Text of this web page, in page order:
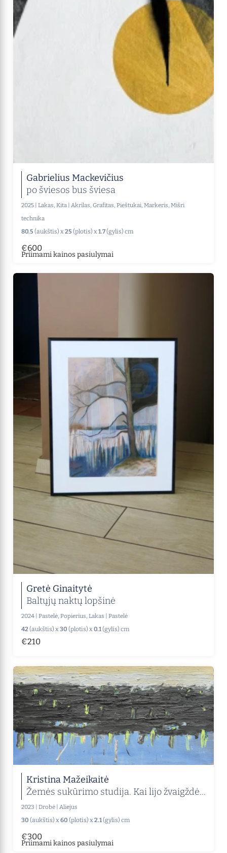
Gabrielius Mackevičius
po šviesos bus šviesa
2025 | Lakas, Kita | Akrilas, Grafitas, Pieštukai, Markeris, Mišri
technika
80.5 (aukštis) x 25 (plotis) x 1.7(gylis) cm
€600
Priimami kainos pasiulymai
Gretė Ginaitytė
Baltųjų naktų lopšinė
2024 Pastelė, Popierius, Lakas
Pastelė
42(aukštis) x30 (plotis) x0.1(gylis) cm
€210
Kristina Mažeikaitė
Žemės sukūrimo studija. Kai lijo žvaigždėmis
2023 Drobė Aliejus
30 (aukštis) x60 (plotis) x2.1(gylis) cm
€300
Priimami kainos pasiulymai